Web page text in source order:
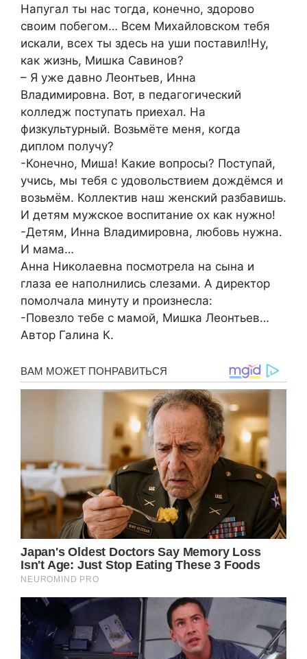
Напугал ты нас тогда, конечно, здорово
своим побегом… Всем Михайловском тебя
искали, всех ты здесь на уши поставил!Ну,
как жизнь, Мишка Савинов?
– Я уже давно Леонтьев, Инна
Владимировна. Вот, в педагогический
колледж поступать приехал. На
физкультурный. Возьмёте меня, когда
диплом получу?
-Конечно, Миша! Какие вопросы? Поступай,
учись, мы тебя с удовольствием дождёмся и
возьмём. Коллектив наш женский разбавишь.
И детям мужское воспитание ох как нужно!
-Детям, Инна Владимировна, любовь нужна.
И мама…
Анна Николаевна посмотрела на сына и
глаза ее наполнились слезами. А директор
помолчала минуту и произнесла:
-Повезло тебе с мамой, Мишка Леонтьев…
Автор Галина К.